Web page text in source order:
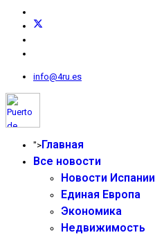
info@4ru.es
">Главная
Все новости
Новости Испании
Единая Европа
Экономика
Недвижимость